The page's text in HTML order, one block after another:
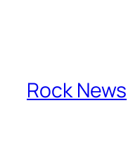
Rock News